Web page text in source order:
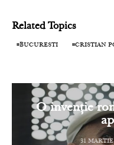
Related Topics
BUCURESTI CRISTIAN
O invenție
31 MARTIE